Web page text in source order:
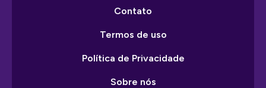
Contato
Termos de uso
Política de Privacidade
Sobre nós